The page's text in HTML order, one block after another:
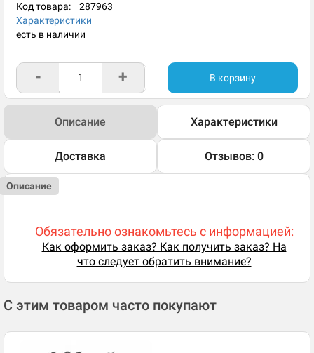
Код товара: 287963
Характеристики
есть в наличии
- + В корзину
Описание Характеристики
Доставка Отзывов: 0
Описание
Обязательно ознакомьтесь с информацией:
Как оформить заказ? Как получить заказ? На
что следует обратить внимание?
С этим товаром часто покупают